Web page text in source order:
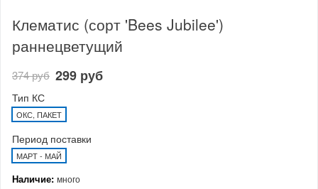
Клематис (сорт 'Bees Jubilee')
раннецветущий
374 руб 299 руб
Тип КС
ОКС, ПАКЕТ
Период поставки
МАРТ - МАЙ
Наличие: много